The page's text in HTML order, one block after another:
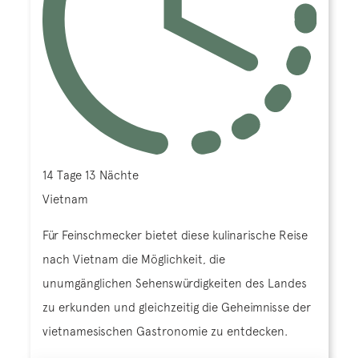
14 Tage 13 Nächte
Vietnam
Für Feinschmecker bietet diese kulinarische Reise
nach Vietnam die Möglichkeit, die
unumgänglichen Sehenswürdigkeiten des Landes
zu erkunden und gleichzeitig die Geheimnisse der
vietnamesischen Gastronomie zu entdecken.